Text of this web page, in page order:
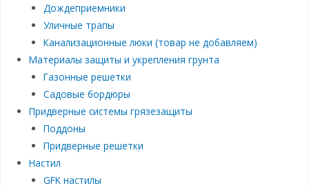
Дождеприемники
Уличные трапы
Канализационные люки (товар не добавляем)
Материалы защиты и укрепления грунта
Газонные решетки
Садовые бордюры
Придверные системы грязезащиты
Поддоны
Придверные решетки
Настил
GFK настилы